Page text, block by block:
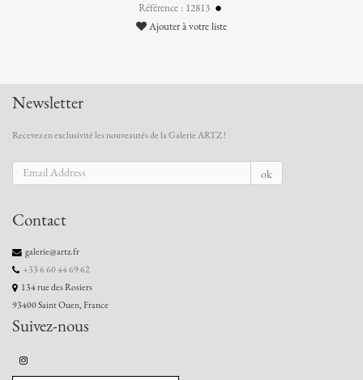
Référence : 12813
Ajouter à votre liste
Newsletter
Recevez en exclusivité les nouveautés de la Galerie ARTZ !
ok
Contact
galerie@artz.fr
+33 6 60 44 69 62
134 rue des Rosiers
93400 Saint Ouen, France
Suivez-nous